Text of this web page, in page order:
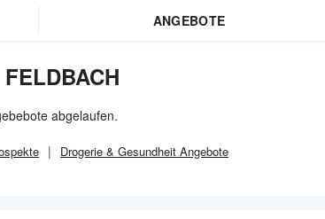
ANGEBOTE
abgelaufen.
Drogerie & Gesundheit Angebote